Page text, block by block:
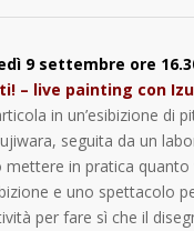
9 settembre ore
– live painting con
in un’esibizione di
seguita da un
mettere in pratica
e uno spettacolo
per fare sì che il